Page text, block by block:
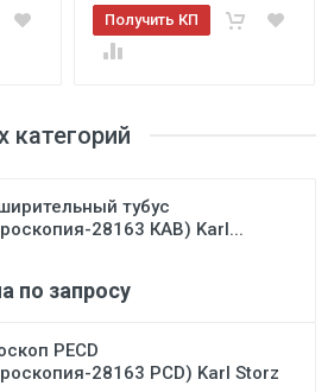
категорий
тубус
28163 КАВ) Karl...
по запросу
PECD
28163 PCD) Karl Storz
Получить КП